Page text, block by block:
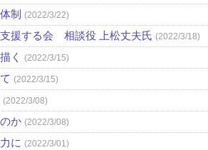
制 (2022/3/22)
援する会 相談役 上松丈夫氏 (2022/3/18)
く (2022/3/15)
(2022/3/15)
(2022/3/08)
か (2022/3/08)
に (2022/3/01)